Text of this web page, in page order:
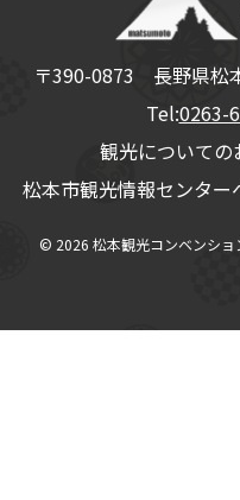
〒390-0873 長野県松
Tel:0263-
観光についての
松本市観光情報センタ
© 2026 松本観光コンベンショ